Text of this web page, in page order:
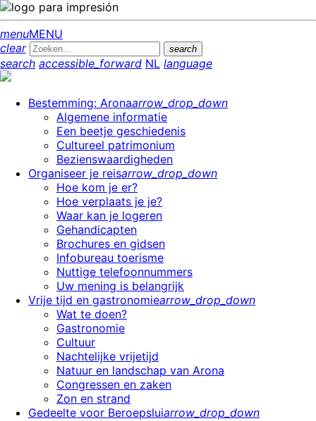
menuMENU
clear
search
search accessible_forward NL language
Bestemming: Aronaarrow_drop_down
Algemene informatie
Een beetje geschiedenis
Cultureel patrimonium
Bezienswaardigheden
Organiseer je reisarrow_drop_down
Hoe kom je er?
Hoe verplaats je je?
Waar kan je logeren
Gehandicapten
Brochures en gidsen
Infobureau toerisme
Nuttige telefoonnummers
Uw mening is belangrijk
Vrije tijd en gastronomiearrow_drop_down
Wat te doen?
Gastronomie
Cultuur
Nachtelijke vrijetijd
Natuur en landschap van Arona
Congressen en zaken
Zon en strand
Gedeelte voor Beroepsluiarrow_drop_down